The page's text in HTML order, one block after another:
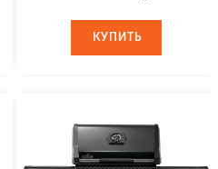
КУПИТЬ
КУПИТЬ